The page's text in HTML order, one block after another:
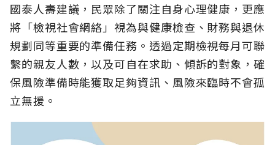
國泰人壽建議，民眾除了關注自身心理健康，更應
將「檢視社會網絡」視為與健康檢查、財務與退休
規劃同等重要的準備任務。透過定期檢視每月可聯
繫的親友人數，以及可自在求助、傾訴的對象，確
保風險準備時能獲取足夠資訊、風險來臨時不會孤
立無援。